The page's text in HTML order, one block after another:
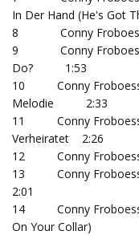
In Der Hand (He's
8 Conny
9 Conny
Do? 1:53
10 Conny
Melodie 2:33
11 Conny Froboess
Verheiratet 2:26
12 Conny
13 Conny
2:01
14 Conny
On Your Collar)